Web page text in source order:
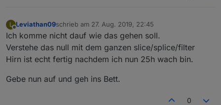
L
Offline
Leviathan09schrieb am 27. Aug. 2019, 22:45
zuletzt editiert von
Ich komme nicht dauf wie das gehen soll.
Verstehe das null mit dem ganzen slice/splice/filter
Hirn ist echt fertig nachdem ich nun 25h wach bin.
Gebe nun auf und geh ins Bett.
0